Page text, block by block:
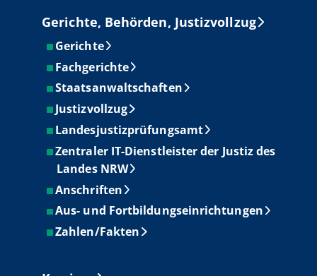
Gerichte, Behörden, Justizvollzug
Gerichte
Fachgerichte
Staatsanwaltschaften
Justizvollzug
Landesjustizprüfungsamt
Zentraler IT-Dienstleister der Justiz des
Landes NRW
Anschriften
Aus- und Fortbildungseinrichtungen
Zahlen/Fakten